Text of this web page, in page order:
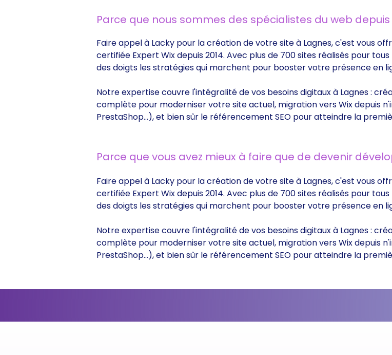
Parce que nous sommes des spécialistes du web depuis
Faire appel à Lacky pour la création de votre site à Lagnes, c'est vous
certifiée Expert Wix depuis 2014. Avec plus de 700 sites réalisés pour
des doigts les stratégies qui marchent pour booster votre présence en
Notre expertise couvre l'intégralité de vos besoins digitaux à Lagnes :
complète pour moderniser votre site actuel, migration vers Wix depuis
PrestaShop...), et bien sûr le référencement SEO pour atteindre la
Parce que vous avez mieux à faire que de devenir
Faire appel à Lacky pour la création de votre site à Lagnes, c'est vous
certifiée Expert Wix depuis 2014. Avec plus de 700 sites réalisés pour
des doigts les stratégies qui marchent pour booster votre présence en
Notre expertise couvre l'intégralité de vos besoins digitaux à Lagnes :
complète pour moderniser votre site actuel, migration vers Wix depuis
PrestaShop...), et bien sûr le référencement SEO pour atteindre la